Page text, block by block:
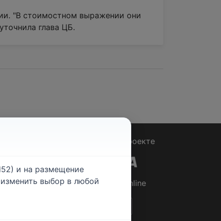
"В стоимостном выражении они
глава ЦБ.
О проекте
© 2026Rabotniki.online
и на размещение
выбор в любой